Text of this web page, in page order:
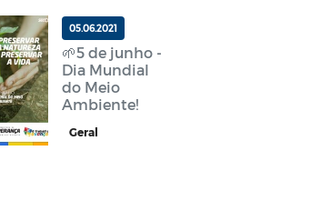
05.06.2021
🌱5 de junho -
Dia Mundial
do Meio
Ambiente!
Geral